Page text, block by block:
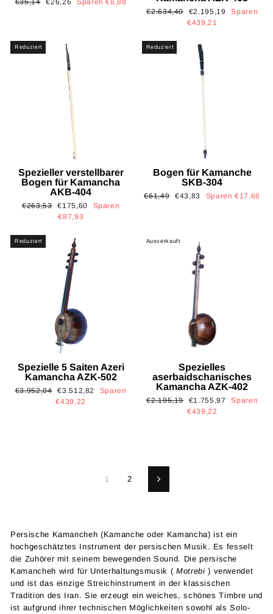
Normaler
€2.634,40 Sonderpreis
€2.195,19
Sparen
€439,21
Reduziert
Spezieller verstellbarer
Bogen für Kamancha
AKB-404
Normaler
€263,53 Sonderpreis
€175,60
Sparen
€87,93
Reduziert
Bogen für Kamanche
SKB-304
Normaler
€61,49 Sonderpreis
€43,83 Sparen €17,66
Reduziert
Spezielle 5 Saiten Azeri
Kamancha AZK-502
Normaler
€3.952,04 Sonderpreis
€3.512,82
Sparen
€439,22
Ausverkauft
Spezielles
aserbaidschanisches
Kamancha AZK-402
Normaler
€2.195,19 Sonderpreis
€1.755,97
Sparen
€439,22
1 2 Vorwärts
Persische Kamancheh (Kamanche oder Kamancha) ist ein
hochgeschätztes Instrument der persischen Musik. Es fesselt
die Zuhörer mit seinem bewegenden Sound. Diepersische
Kamancheh wird für Unterhaltungsmusik ( Motrebi ) verwendet
und ist das einzige Streichinstrument in der klassischen
Tradition des Iran. Sie erzeugt ein weiches, schönes Timbre und
ist aufgrund ihrer technischen Möglichkeiten sowohl als Solo-